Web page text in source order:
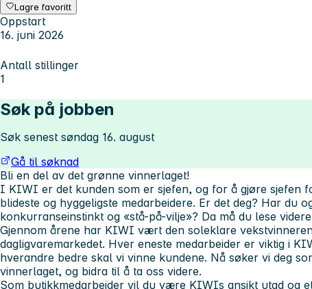
Lagre favoritt
Oppstart
16. juni 2026
Antall stillinger
1
Søk på jobben
Søk senest søndag 16. august
Gå til søknad
Bli en del av det grønne vinnerlaget!
I KIWI er det kunden som er sjefen, og for å gjøre sjefen
blideste og hyggeligste medarbeidere. Er det deg? Har du
konkurranseinstinkt og «stå-på-vilje»? Da må du lese
Gjennom årene har KIWI vært den soleklare
dagligvaremarkedet. Hver eneste medarbeider er viktig i
hverandre bedre skal vi vinne kundene. Nå søker vi deg
vinnerlaget, og bidra til å ta oss videre.
Som butikkmedarbeider vil du være KIWIs ansikt utad og